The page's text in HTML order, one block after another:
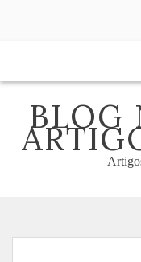
BLOG